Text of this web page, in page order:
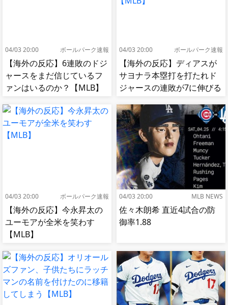
04/03 20:00 ボールパーク速報
【海外の反応】6連敗のドジ
ャースをまだ信じているフ
ァンはいるのか？【MLB】
04/03 20:00 ボールパーク速報
【海外の反応】ディアスが
サヨナラ本塁打を打たれド
ジャースの連敗が7に伸びる
04/03 20:00 ボールパーク速報
【海外の反応】今永昇太の
ユーモアが全米を笑わす
【MLB】
04/03 20:00 MLB NEWS
佐々木朗希 直近4試合の防
御率1.88